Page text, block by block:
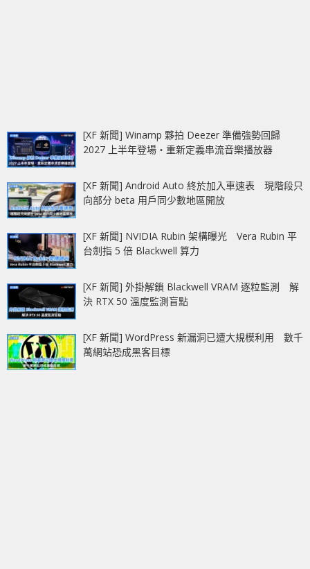
[XF 新聞] Winamp 夥拍 Deezer 準備強勢回歸
2027 上半年登場‧重新定義串流音樂播放器
[XF 新聞] Android Auto 終於加入車速表 現階段只
向部分 beta 用戶同少數地區開放
[XF 新聞] NVIDIA Rubin 架構曝光 Vera Rubin 平
台劍指 5 倍 Blackwell 算力
[XF 新聞] 外掛解鎖 Blackwell VRAM 逐粒監測 解
決 RTX 50 溫度監測盲點
[XF 新聞] WordPress 新漏洞已遭大規模利用 數千
萬網站恐成黑客目標